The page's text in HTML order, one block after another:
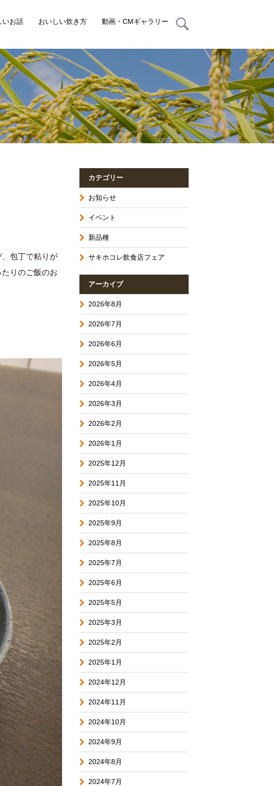
いお話 おいしい炊き方 動画・CMギャラリー
包丁で粘りが
りのご飯のお
カテゴリー
お知らせ
イベント
新品種
サキホコレ飲食店フェア
アーカイブ
2026年8月
2026年7月
2026年6月
2026年5月
2026年4月
2026年3月
2026年2月
2026年1月
2025年12月
2025年11月
2025年10月
2025年9月
2025年8月
2025年7月
2025年6月
2025年5月
2025年3月
2025年2月
2025年1月
2024年12月
2024年11月
2024年10月
2024年9月
2024年8月
2024年7月